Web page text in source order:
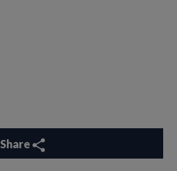
Share